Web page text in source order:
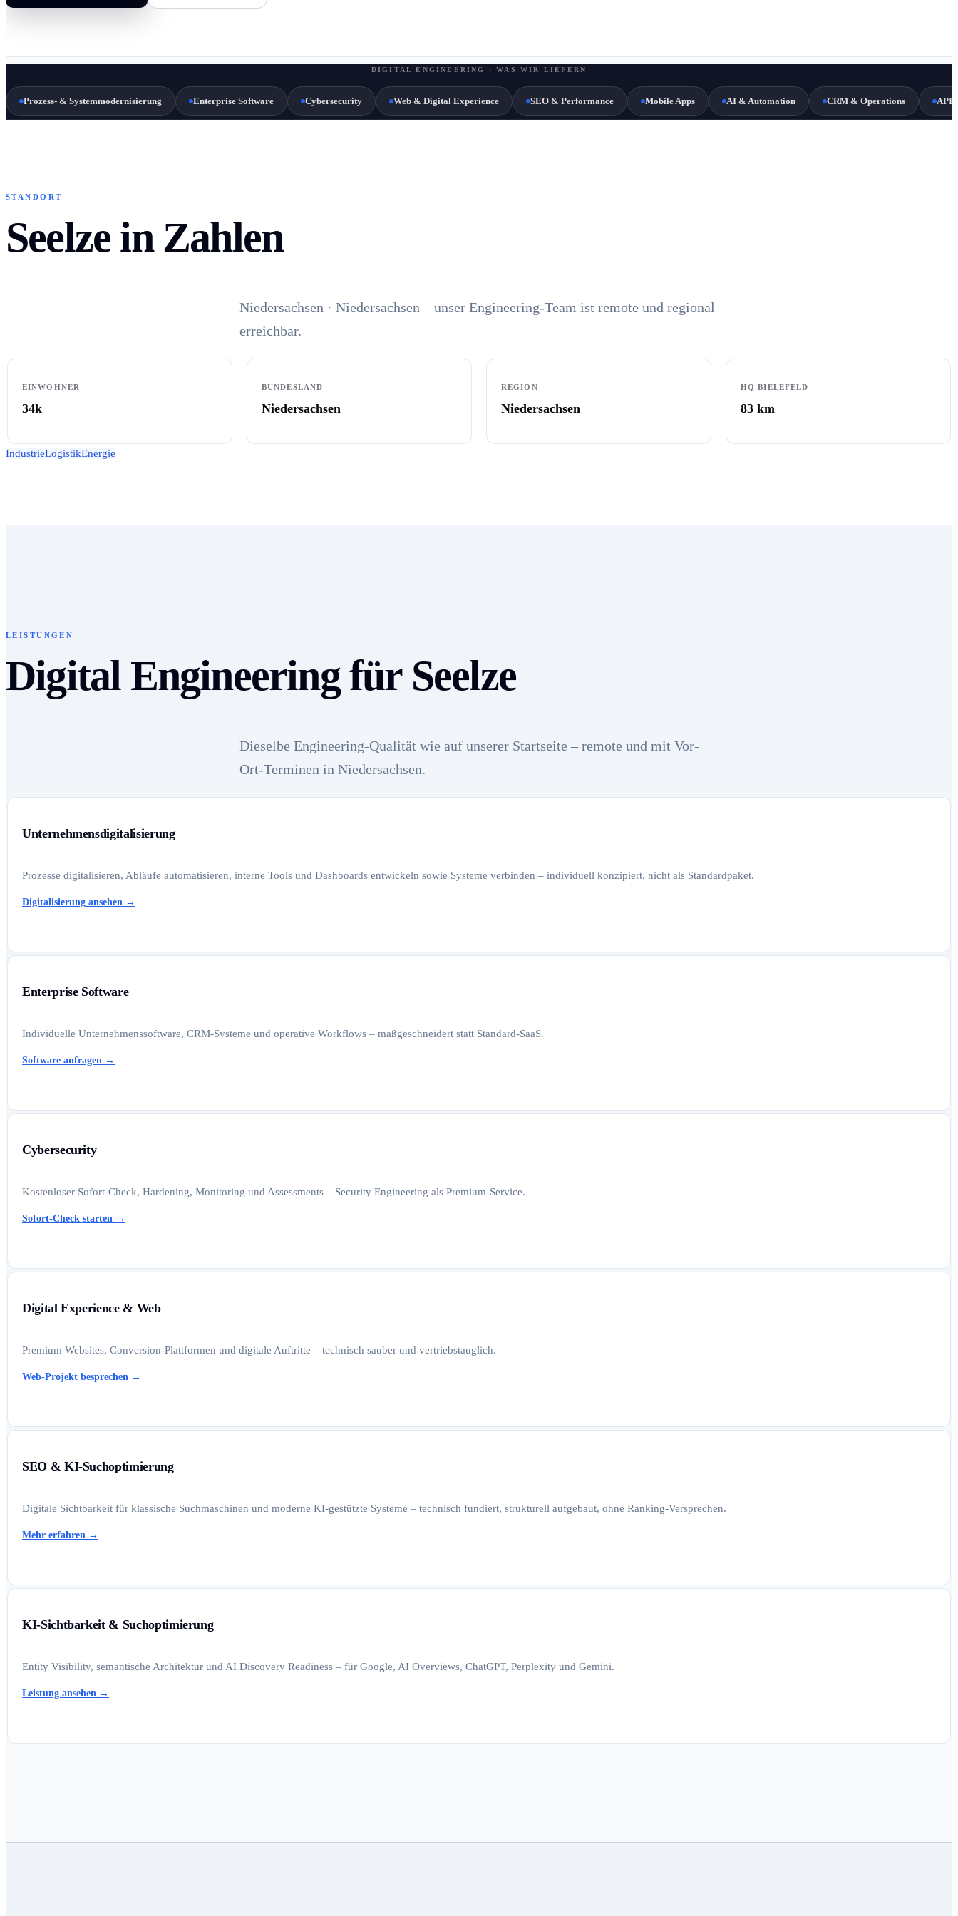
DIGITAL ENGINEERING · WAS WIR LIEFERN
Prozess- & Systemmodernisierung Enterprise Software Cybersecurity Web & Digital Experience SEO & Performance Mobile Apps AI & Automation CRM & Operations API
STANDORT
Seelze in Zahlen
Niedersachsen · Niedersachsen – unser Engineering-Team ist remote und regional
erreichbar.
EINWOHNER
34k
BUNDESLAND
Niedersachsen
REGION
Niedersachsen
HQ BIELEFELD
83 km
IndustrieLogistikEnergie
LEISTUNGEN
Digital Engineering für Seelze
Dieselbe Engineering-Qualität wie auf unserer Startseite – remote und mit Vor-
Ort-Terminen in Niedersachsen.
Unternehmensdigitalisierung
Prozesse digitalisieren, Abläufe automatisieren, interne Tools und Dashboards entwickeln sowie Systeme verbinden – individuell konzipiert, nicht als Standardpaket.
Digitalisierung ansehen →
Enterprise Software
Individuelle Unternehmenssoftware, CRM-Systeme und operative Workflows – maßgeschneidert statt Standard-SaaS.
Software anfragen →
Cybersecurity
Kostenloser Sofort-Check, Hardening, Monitoring und Assessments – Security Engineering als Premium-Service.
Sofort-Check starten →
Digital Experience & Web
Premium Websites, Conversion-Plattformen und digitale Auftritte – technisch sauber und vertriebstauglich.
Web-Projekt besprechen →
SEO & KI-Suchoptimierung
Digitale Sichtbarkeit für klassische Suchmaschinen und moderne KI-gestützte Systeme – technisch fundiert, strukturell aufgebaut, ohne Ranking-Versprechen.
Mehr erfahren →
KI-Sichtbarkeit & Suchoptimierung
Entity Visibility, semantische Architektur und AI Discovery Readiness – für Google, AI Overviews, ChatGPT, Perplexity und Gemini.
Leistung ansehen →